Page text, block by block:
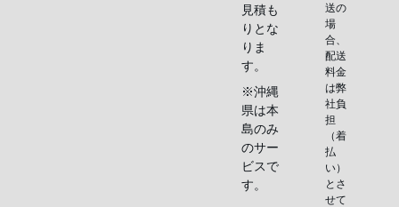
見積も
りとな
りま
す。
※沖縄
県は本
島のみ
のサー
ビスで
す。
送の
場
合、
配送
料金
は弊
社負
担
（着
払
い）
とさ
せて